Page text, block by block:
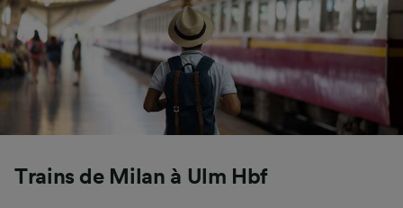
Trains de Milan à Ulm Hbf
Utiliser des données de géolocalisation
précises. Analyser activement les
caractéristiques de l’appareil pour
l’identification. Stocker et/ou accéder à des
informations sur un appareil. Publicités et
contenu personnalisés, mesure de
performance des publicités et du contenu,
études d’audience et développement de